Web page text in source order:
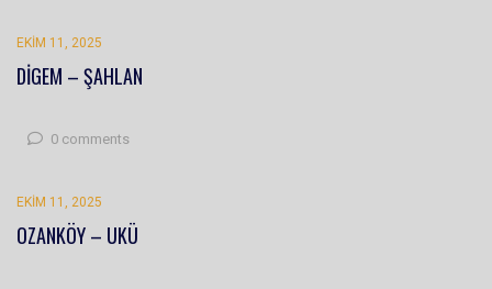
EKIM 11, 2025
DİGEM – ŞAHLAN
0 comments
EKIM 11, 2025
OZANKÖY – UKÜ